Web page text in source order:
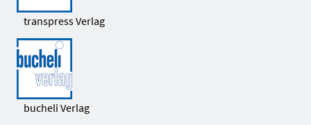
transpress Verlag
bucheli Verlag